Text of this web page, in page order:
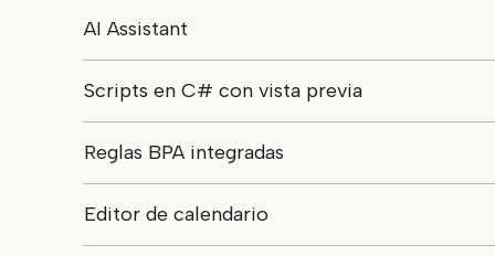
AI Assistant
Scripts en C# con vista previa
Reglas BPA integradas
Editor de calendario